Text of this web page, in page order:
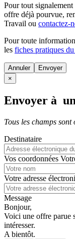
Pour tout signalement
offre déjà pourvue,
Travail ou contactez-
Pour toute
les fiches pratiques
Annuler
×
Envoyer à
Tous les champs
Destinataire
Vos coordonnées
Votre adresse
Message
Bonjour,
Voici une offre parue
intéresser.
A bientôt.